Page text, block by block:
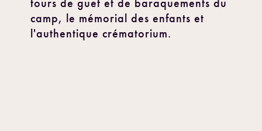
tours de guet et de baraquements du
camp, le mémorial des enfants et
l'authentique crématorium.